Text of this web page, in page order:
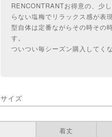
RENCONTRANTお得意の、少
らない塩梅でリラックス感が表
型自体は定番ながらその時その
す。
ついつい毎シーズン購入してく
サイズ
着丈